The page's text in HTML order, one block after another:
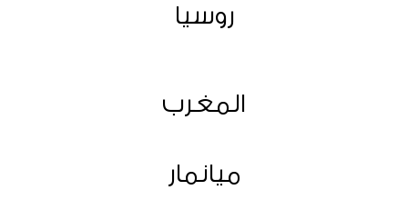
روسيا
المغرب
ميانمار